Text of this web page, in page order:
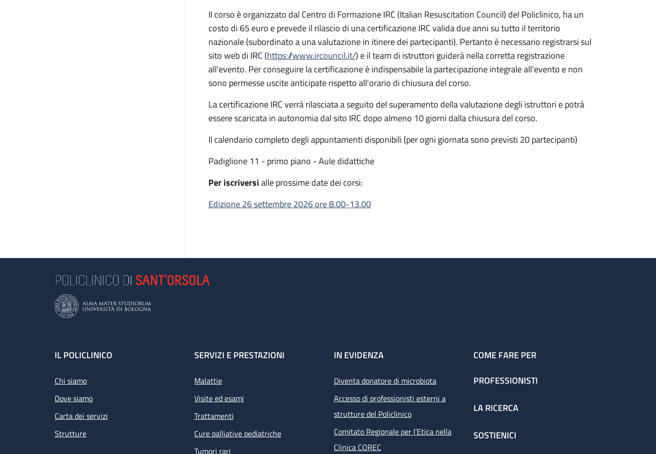
Il corso è organizzato dal Centro di Formazione IRC (Italian Resuscitation Council) del Policlinico, ha un
costo di 65 euro e prevede il rilascio di una certificazione IRC valida due anni su tutto il territorio
nazionale (subordinato a una valutazione in itinere dei partecipanti). Pertanto è necessario registrarsi sul
sito web di IRC (https://www.ircouncil.it/) e il team di istruttori guiderà nella corretta registrazione
all'evento. Per conseguire la certificazione è indispensabile la partecipazione integrale all'evento e non
sono permesse uscite anticipate rispetto all'orario di chiusura del corso.
La certificazione IRC verrà rilasciata a seguito del superamento della valutazione degli istruttori e potrà
essere scaricata in autonomia dal sito IRC dopo almeno 10 giorni dalla chiusura del corso.
Il calendario completo degli appuntamenti disponibili (per ogni giornata sono previsti 20 partecipanti)
Padiglione 11 - primo piano - Aule didattiche
Per iscriversialle prossime date dei corsi:
Edizione 26 settembre 2026 ore 8.00-13.00
Footer
IL POLICLINICO
Chi siamo
Dove siamo
Carta dei servizi
Strutture
SERVIZI E PRESTAZIONI
Malattie
Visite ed esami
Trattamenti
Cure palliative pediatriche
Tumori rari
IN EVIDENZA
Diventa donatore di microbiota
Accesso di professionisti esterni a
strutture del Policlinico
Comitato Regionale per l’Etica nella
Clinica COREC
COME FARE PER
PROFESSIONISTI
LA RICERCA
SOSTIENICI